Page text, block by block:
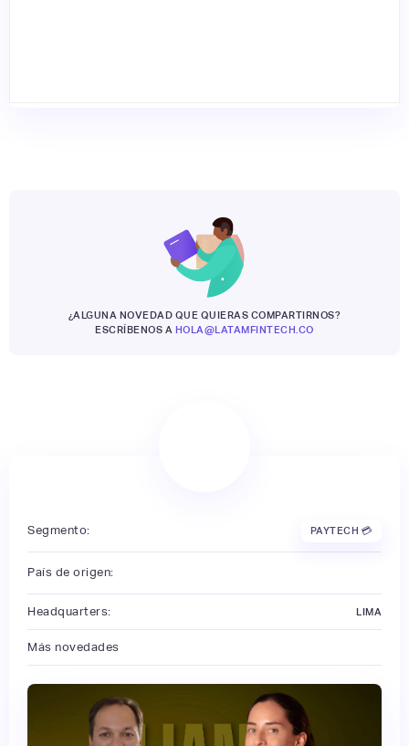
¿ALGUNA NOVEDAD QUE QUIERAS COMPARTIRNOS?
ESCRÍBENOS A HOLA@LATAMFINTECH.CO
Segmento: PAYTECH 💳
País de origen:
Headquarters: LIMA
Más novedades